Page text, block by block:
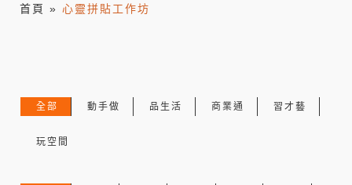
首頁 » 心靈拼貼工作坊
全部 動手做 品生活 商業通 習才藝
玩空間